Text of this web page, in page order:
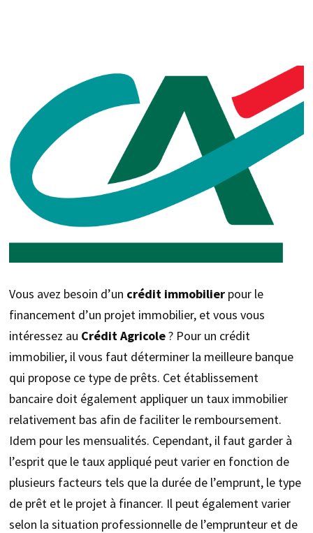
Vous avez besoin d’un crédit immobilierpour le
financement d’un projet immobilier, et vous vous
intéressez au Crédit Agricole? Pour un crédit
immobilier, il vous faut déterminer la meilleure banque
qui propose ce type de prêts. Cet établissement
bancaire doit également appliquer un taux immobilier
relativement bas afin de faciliter le remboursement.
Idem pour les mensualités. Cependant, il faut garder à
l’esprit que le taux appliqué peut varier en fonction de
plusieurs facteurs tels que la durée de l’emprunt, le type
de prêt et le projet à financer. Il peut également varier
selon la situation professionnelle de l’emprunteur et de